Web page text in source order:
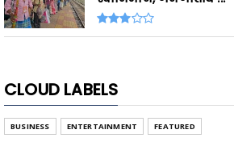
CLOUD LABELS
BUSINESS ENTERTAINMENT FEATURED